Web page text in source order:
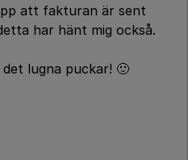
att fakturan är sent
har hänt mig också.
lugna puckar! 🙂